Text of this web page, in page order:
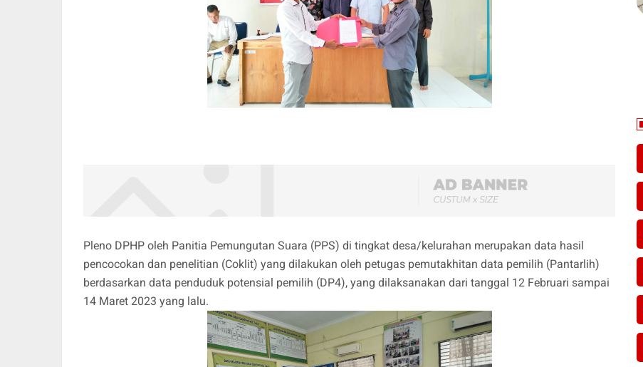
Pleno DPHP oleh Panitia Pemungutan Suara (PPS) di tingkat desa/kelurahan merupakan data hasil
pencocokan dan penelitian (Coklit) yang dilakukan oleh petugas pemutakhitan data pemilih (Pantarlih)
berdasarkan data penduduk potensial pemilih (DP4), yang dilaksanakan dari tanggal 12 Februari sampai
14 Maret 2023 yang lalu.